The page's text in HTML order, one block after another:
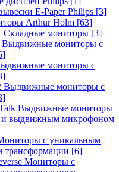
E-Paper Philips [3]
Arthur Holm [63]
Складные мониторы [3]
мониторы с
мониторы с
Выдвижные мониторы с
Выдвижные мониторы
и выдвижным микрофоном
с уникальным
трансформации [6]
Мониторы с